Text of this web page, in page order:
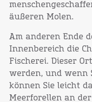
äußeren Molen.
Am anderen Ende
Innenbereich die
Fischerei. Dieser
werden, und wenn
können Sie leicht
Meerforellen an